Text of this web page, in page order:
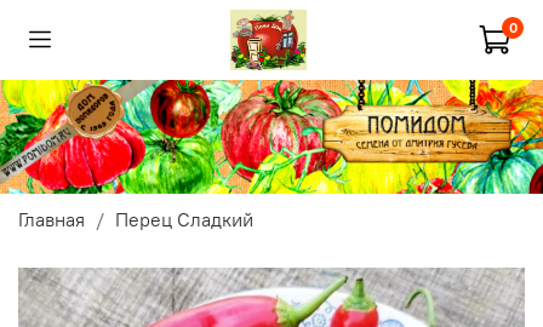
0
Главная Перец Сладкий